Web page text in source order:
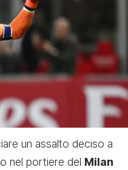
un assalto deciso a
nel portiere del Milan